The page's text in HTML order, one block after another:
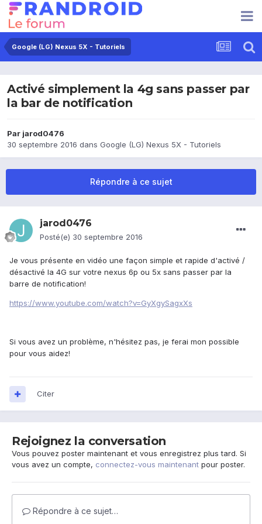
Google (LG) Nexus 5X - Tutoriels
Activé simplement la 4g sans passer par
la bar de notification
Par jarod0476
30 septembre 2016 dans Google (LG) Nexus 5X - Tutoriels
Répondre à ce sujet
jarod0476
Posté(e) 30 septembre 2016
Je vous présente en vidéo une façon simple et rapide d'activé /
désactivé la 4G sur votre nexus 6p ou 5x sans passer par la
barre de notification!
https://www.youtube.com/watch?v=GyXgySagxXs
Si vous avez un problème, n'hésitez pas, je ferai mon possible
pour vous aidez!
Citer
Rejoignez la conversation
Vous pouvez poster maintenant et vous enregistrez plus tard. Si
vous avez un compte, connectez-vous maintenant pour poster.
Répondre à ce sujet…